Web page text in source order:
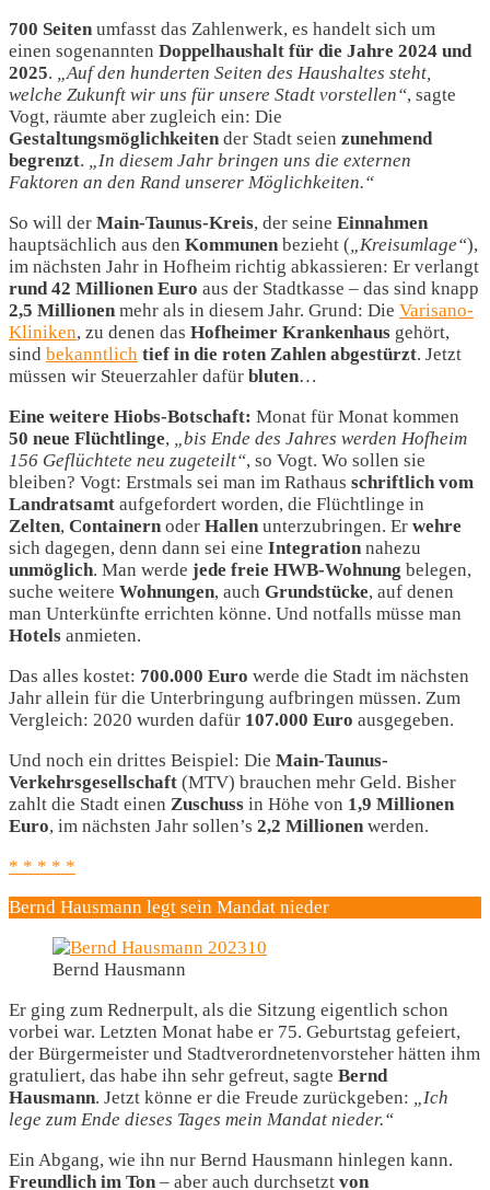
700 Seiten umfasst das Zahlenwerk, es handelt sich um
einen sogenannten Doppelhaushalt für die Jahre 2024 und
2025. „Auf den hunderten Seiten des Haushaltes steht,
welche Zukunft wir uns für unsere Stadt vorstellen“, sagte
Vogt, räumte aber zugleich ein: Die
Gestaltungsmöglichkeiten der Stadt seien zunehmend
begrenzt. „In diesem Jahr bringen uns die externen
Faktoren an den Rand unserer Möglichkeiten.“
So will der Main-Taunus-Kreis, der seine Einnahmen
hauptsächlich aus den Kommunen bezieht („Kreisumlage“),
im nächsten Jahr in Hofheim richtig abkassieren: Er verlangt
rund 42 Millionen Euro aus der Stadtkasse – das sind knapp
2,5 Millionen mehr als in diesem Jahr. Grund: Die Varisano-
Kliniken, zu denen das Hofheimer Krankenhaus gehört,
sind bekanntlich tief in die roten Zahlen abgestürzt. Jetzt
müssen wir Steuerzahler dafür bluten…
Eine weitere Hiobs-Botschaft: Monat für Monat kommen
50 neue Flüchtlinge, „bis Ende des Jahres werden Hofheim
156 Geflüchtete neu zugeteilt“, so Vogt. Wo sollen sie
bleiben? Vogt: Erstmals sei man im Rathaus schriftlich vom
Landratsamt aufgefordert worden, die Flüchtlinge in
Zelten, Containern oder Hallen unterzubringen. Er wehre
sich dagegen, denn dann sei eine Integration nahezu
unmöglich. Man werde jede freie HWB-Wohnung belegen,
suche weitere Wohnungen, auch Grundstücke, auf denen
man Unterkünfte errichten könne. Und notfalls müsse man
Hotels anmieten.
Das alles kostet: 700.000 Euro werde die Stadt im nächsten
Jahr allein für die Unterbringung aufbringen müssen. Zum
Vergleich: 2020 wurden dafür 107.000 Euro ausgegeben.
Und noch ein drittes Beispiel: Die Main-Taunus-
Verkehrsgesellschaft (MTV) brauchen mehr Geld. Bisher
zahlt die Stadt einen Zuschuss in Höhe von 1,9 Millionen
Euro, im nächsten Jahr sollen’s 2,2 Millionen werden.
* * * * *
Bernd Hausmann legt sein Mandat nieder
Bernd Hausmann
Er ging zum Rednerpult, als die Sitzung eigentlich schon
vorbei war. Letzten Monat habe er 75. Geburtstag gefeiert,
der Bürgermeister und Stadtverordnetenvorsteher hätten ihm
gratuliert, das habe ihn sehr gefreut, sagte Bernd
Hausmann. Jetzt könne er die Freude zurückgeben: „Ich
lege zum Ende dieses Tages mein Mandat nieder.“
Ein Abgang, wie ihn nur Bernd Hausmann hinlegen kann.
Freundlich im Ton – aber auch durchsetzt von